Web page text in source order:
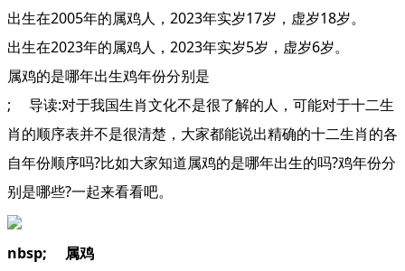
出生在2005年的属鸡人，2023年实岁17岁，虚岁18岁。
出生在2023年的属鸡人，2023年实岁5岁，虚岁6岁。
属鸡的是哪年出生鸡年份分别是
; 导读:对于我国生肖文化不是很了解的人，可能对于十二生
肖的顺序表并不是很清楚，大家都能说出精确的十二生肖的各
自年份顺序吗?比如大家知道属鸡的是哪年出生的吗?鸡年份分
别是哪些?一起来看看吧。
nbsp; 属鸡